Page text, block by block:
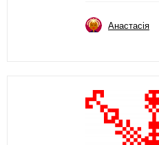
Анастасія